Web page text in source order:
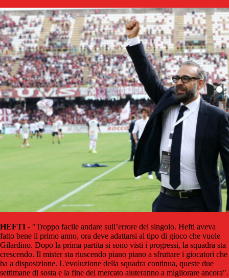
HEFTI - "Troppo facile andare sull’errore del singolo. Hefti aveva
fatto bene il primo anno, ora deve adattarsi al tipo di gioco che vuole
Gilardino. Dopo la prima partita si sono visti i progressi, la squadra sta
crescendo. Il mister sta riuscendo piano piano a sfruttare i giocatori che
ha a disposizione. L'evoluzione della squadra continua, queste due
settimane di sosta e la fine del mercato aiuteranno a migliorare ancora".